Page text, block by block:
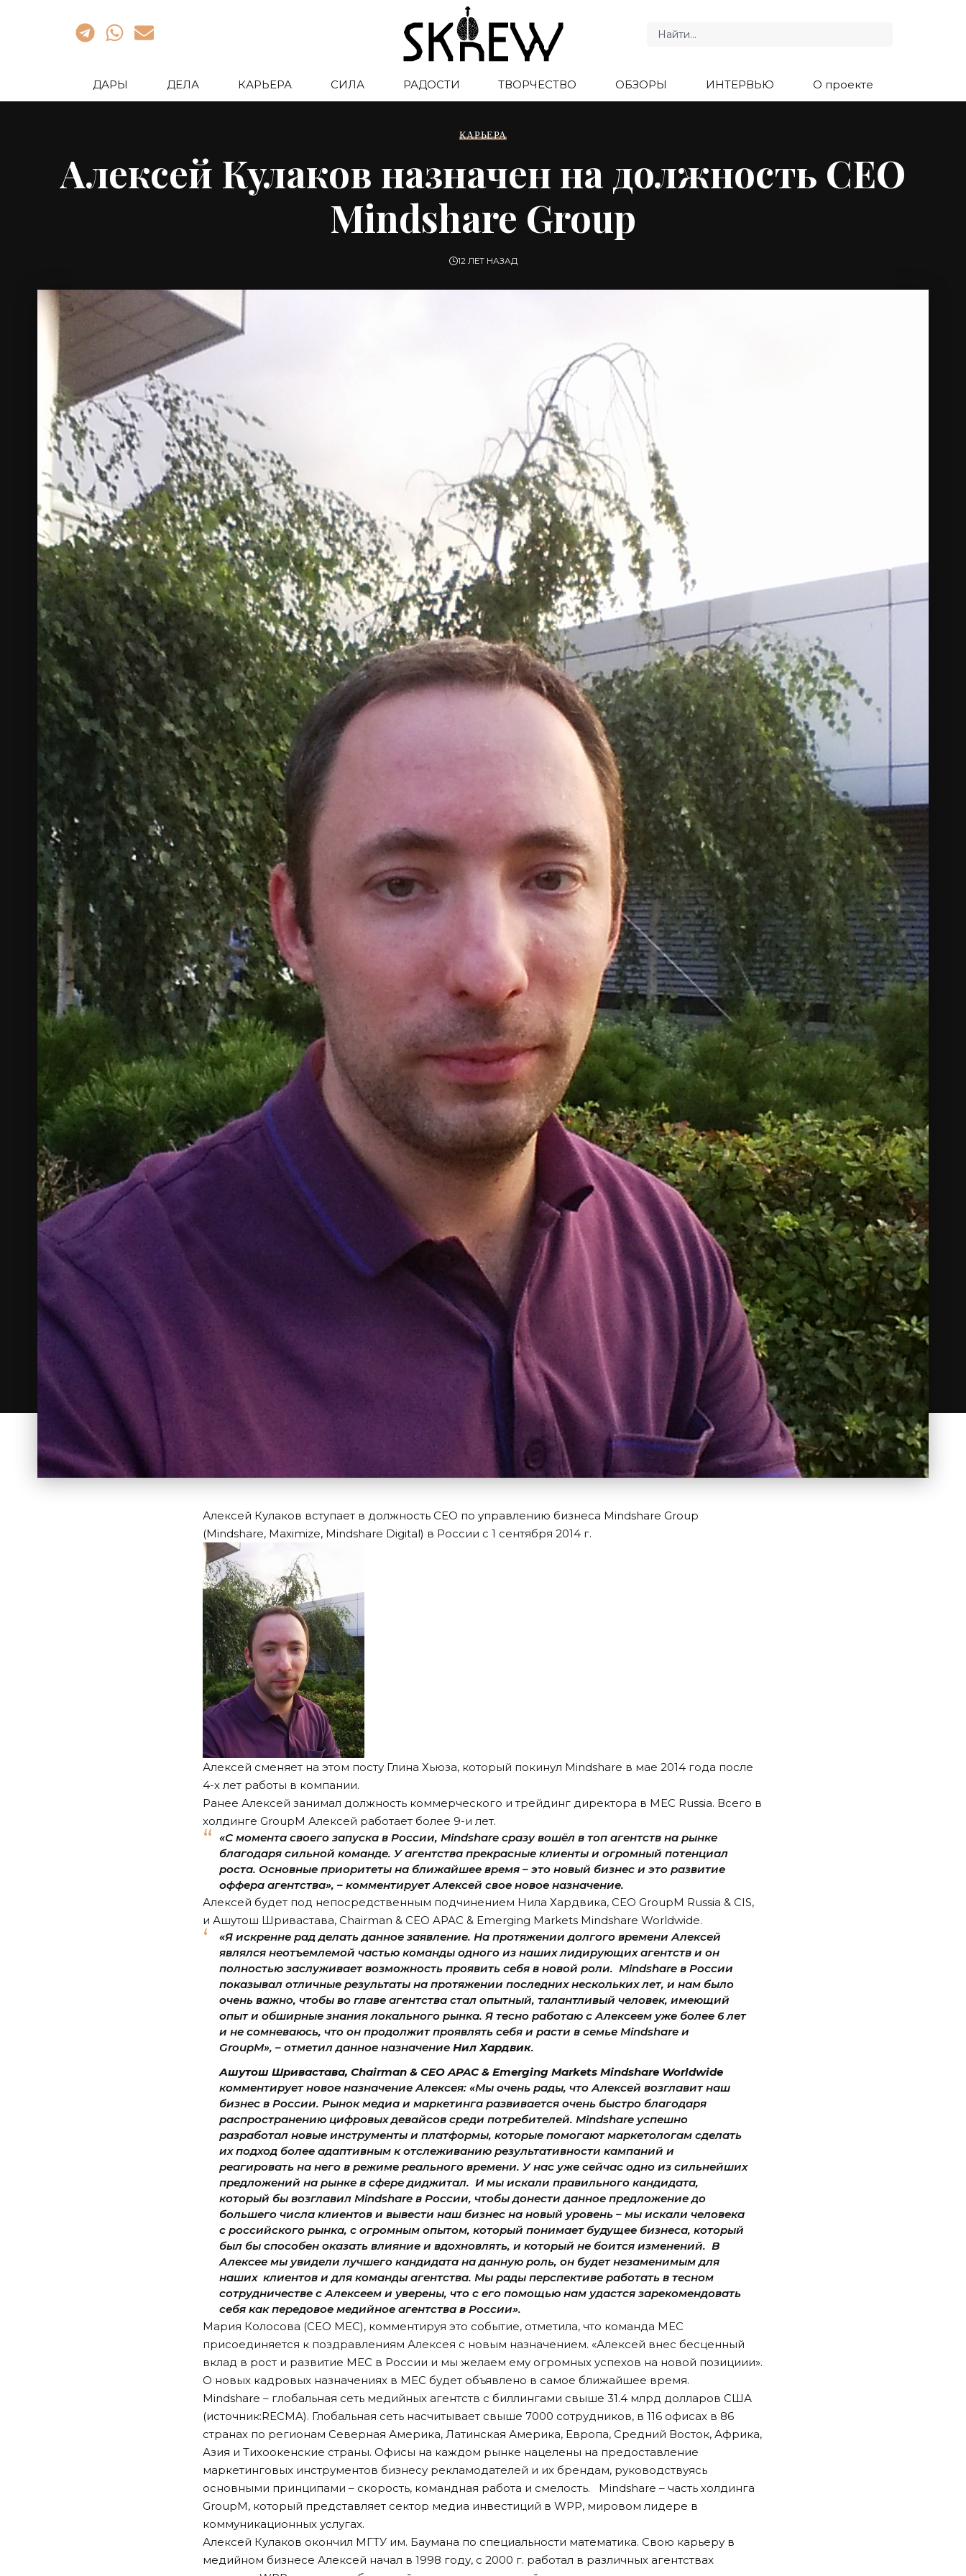
ДАРЫ ДЕЛА КАРЬЕРА СИЛА РАДОСТИ ТВОРЧЕСТВО ОБЗОРЫ ИНТЕРВЬЮ О проекте
КАРЬЕРА
Алексей Кулаков назначен на должность СЕО
Mindshare Group
12 ЛЕТ НАЗАД
Алексей Кулаков вступает в должность СЕО по управлению бизнеса Mindshare Group
(Mindshare, Maximize, Mindshare Digital) в России с 1 сентября 2014 г.
Алексей сменяет на этом посту Глина Хьюза, который покинул Mindshare в мае 2014 года после
4-х лет работы в компании.
Ранее Алексей занимал должность коммерческого и трейдинг директора в MEC Russia. Всего в
холдинге GroupM Алексей работает более 9-и лет.
«С момента своего запуска в России, Mindshare сразу вошёл в топ агентств на рынке
благодаря сильной команде. У агентства прекрасные клиенты и огромный потенциал
роста. Основные приоритеты на ближайшее время – это новый бизнес и это развитие
оффера агентства», – комментирует Алексей свое новое назначение.
Алексей будет под непосредственным подчинением Нила Хардвика, СЕО GroupM Russia & CIS,
и Ашутош Шривастава, Chairman & CEO APAC & Emerging Markets Mindshare Worldwide.
«Я искренне рад делать данное заявление. На протяжении долгого времени Алексей
являлся неотъемлемой частью команды одного из наших лидирующих агентств и он
полностью заслуживает возможность проявить себя в новой роли. Mindshare в России
показывал отличные результаты на протяжении последних нескольких лет, и нам было
очень важно, чтобы во главе агентства стал опытный, талантливый человек, имеющий
опыт и обширные знания локального рынка. Я тесно работаю с Алексеем уже более 6 лет
и не сомневаюсь, что он продолжит проявлять себя и расти в семье Mindshare и
GroupM», – отметил данное назначение Нил Хардвик.
Ашутош Шривастава, Chairman & CEO APAC & Emerging Markets Mindshare Worldwide
комментирует новое назначение Алексея: «Мы очень рады, что Алексей возглавит наш
бизнес в России. Рынок медиа и маркетинга развивается очень быстро благодаря
распространению цифровых девайсов среди потребителей. Mindshare успешно
разработал новые инструменты и платформы, которые помогают маркетологам сделать
их подход более адаптивным к отслеживанию результативности кампаний и
реагировать на него в режиме реального времени. У нас уже сейчас одно из сильнейших
предложений на рынке в сфере диджитал. И мы искали правильного кандидата,
который бы возглавил Mindshare в России, чтобы донести данное предложение до
большего числа клиентов и вывести наш бизнес на новый уровень – мы искали человека
с российского рынка, с огромным опытом, который понимает будущее бизнеса, который
был бы способен оказать влияние и вдохновлять, и который не боится изменений. В
Алексее мы увидели лучшего кандидата на данную роль, он будет незаменимым для
наших клиентов и для команды агентства. Мы рады перспективе работать в тесном
сотрудничестве с Алексеем и уверены, что с его помощью нам удастся зарекомендовать
себя как передовое медийное агентства в России».
Мария Колосова (СЕО МЕС), комментируя это событие, отметила, что команда МЕС
присоединяется к поздравлениям Алексея с новым назначением. «Алексей внес бесценный
вклад в рост и развитие МЕС в России и мы желаем ему огромных успехов на новой позициии».
О новых кадровых назначениях в МЕС будет объявлено в самое ближайшее время.
Mindshare – глобальная сеть медийных агентств с биллингами свыше 31.4 млрд долларов США
(источник:RECMA). Глобальная сеть насчитывает свыше 7000 сотрудников, в 116 офисах в 86
странах по регионам Северная Америка, Латинская Америка, Европа, Средний Восток, Африка,
Азия и Тихоокенские страны. Офисы на каждом рынке нацелены на предоставление
маркетинговых инструментов бизнесу рекламодателей и их брендам, руководствуясь
основными принципами – скорость, командная работа и смелость. Mindshare – часть холдинга
GroupM, который представляет сектор медиа инвестиций в WPP, мировом лидере в
коммуникационных услугах.
Алексей Кулаков окончил МГТУ им. Баумана по специальности математика. Свою карьеру в
медийном бизнесе Алексей начал в 1998 году, с 2000 г. работал в различных агентствах